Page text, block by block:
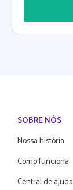
SOBRE NÓS
Nossa história
Como funciona
Central de ajuda